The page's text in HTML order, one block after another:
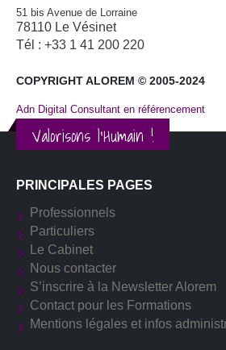
51 bis Avenue de Lorraine
78110 Le Vésinet
Tél : +33 1 41 200 220
COPYRIGHT ALOREM © 2005-2024
Adn Digital Consultant en référencement
Valorisons l'Humain !
PRINCIPALES PAGES
Professionnels
Particuliers
Le Cabinet
Nous contacter
S’inscrire à la Newsletter Alorem
Contact pour les Formations
Mentions légales et infos